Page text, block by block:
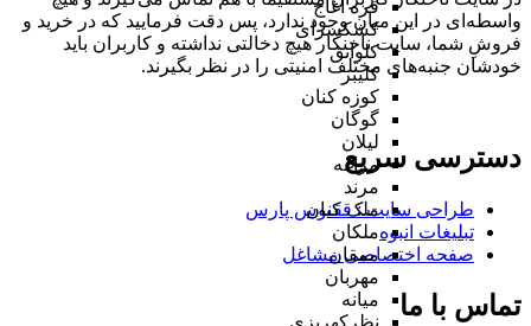
قره آغاج
کشکسرای
کلوانق
کلیبر
کوزه کنان
گوگان
لیلان
مراغه
مرند
ملک کیان
ملکان
ممقان
مهربان
میانه
واسطه‌ای در این میان وجود ندارد، پس دقت فرمایید که در خرید و
فروشِ شما، سایت ناخنکار هیچ دخالتی نداشته و کاربران باید
خودشان جنبه‌های مختلف امنیتی را در نظر بگیرند.
دسترسی سریع
طراحی سایت :‌ ققنوس پارس
تبلیغات انبوه
صفحه اختصاصی مشاغل
تماس با ما